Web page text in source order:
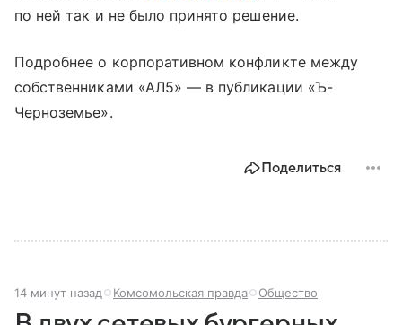
по ней так и не было принято решение.
Подробнее о корпоративном конфликте между
собственниками «АЛ5» — в публикации «Ъ-
Черноземье».
Поделиться
14 минут назад Комсомольская правда Общество